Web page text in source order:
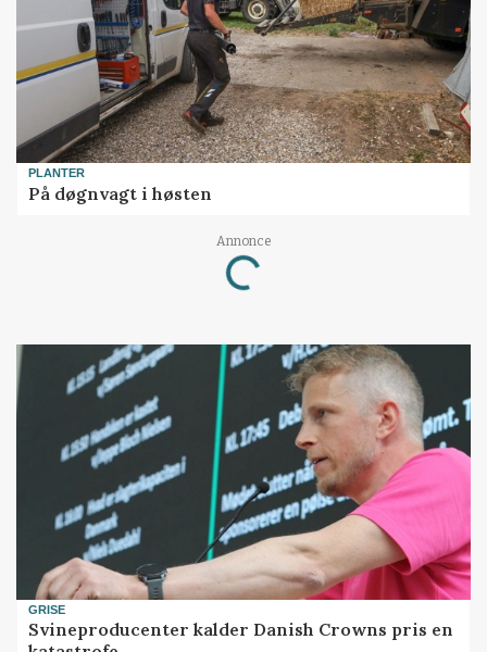
PLANTER
På døgnvagt i høsten
Annonce
Loading...
GRISE
Svineproducenter kalder Danish Crowns pris en